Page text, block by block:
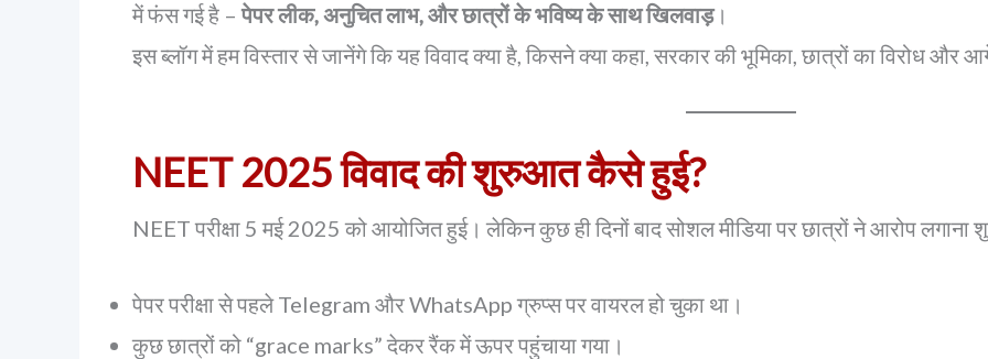
में फंस गई है –पेपर लीक, अनुचित लाभ, और छात्रों के भविष्य के साथ खिलवाड़।
इस ब्लॉग में हम विस्तार से जानेंगे कि यह विवाद क्या है, किसने क्या कहा, सरकार की भूमिका, छात्रों का विरोध और
NEET 2025 विवाद की शुरुआत कैसे हुई?
NEET परीक्षा 5 मई 2025 को आयोजित हुई। लेकिन कुछ ही दिनों बाद सोशल मीडिया पर छात्रों ने आरोप लगाना
पेपर परीक्षा से पहले Telegram और WhatsApp ग्रुप्स पर वायरल हो चुका था।
कुछ छात्रों को “grace marks” देकर रैंक में ऊपर पहुंचाया गया।